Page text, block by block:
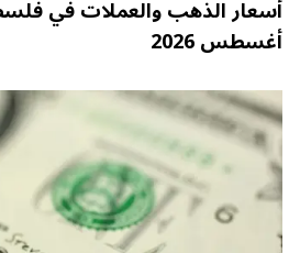
أغسطس 2026